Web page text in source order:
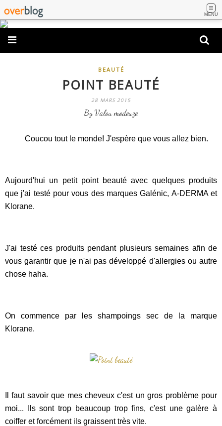
MENU
BEAUTÉ
POINT BEAUTÉ
28 MARS 2015
By Valou modeuze
Coucou tout le monde! J'espère que vous allez bien.
Aujourd'hui un petit point beauté avec quelques produits
que j'ai testé pour vous des marques Galénic, A-DERMA et
Klorane.
J'ai testé ces produits pendant plusieurs semaines afin de
vous garantir que je n'ai pas développé d'allergies ou autre
chose haha.
On commence par les shampoings sec de la marque
Klorane.
Il faut savoir que mes cheveux c'est un gros problème pour
moi... Ils sont trop beaucoup trop fins, c'est une galère à
coiffer et forcément ils graissent très vite.